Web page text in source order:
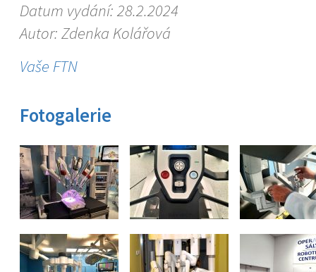
Datum vydání: 28.2.2024
Autor: Zdenka Kolářová
Vaše FTN
Fotogalerie